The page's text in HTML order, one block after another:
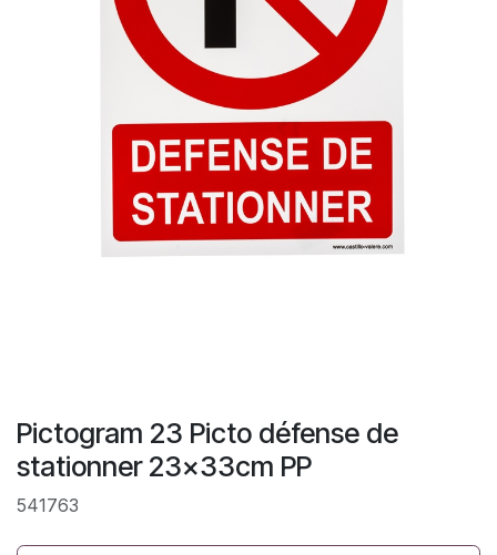
Pictogram 23 Picto défense de
stationner 23x33cm PP
541763